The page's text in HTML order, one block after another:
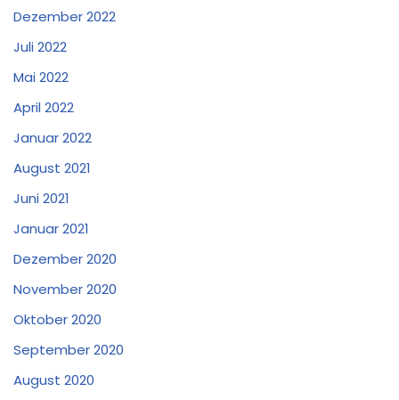
Dezember 2022
Juli 2022
Mai 2022
April 2022
Januar 2022
August 2021
Juni 2021
Januar 2021
Dezember 2020
November 2020
Oktober 2020
September 2020
August 2020